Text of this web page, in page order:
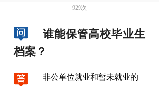
929次
谁能保管高校毕业生
档案？
非公单位就业和暂未就业的